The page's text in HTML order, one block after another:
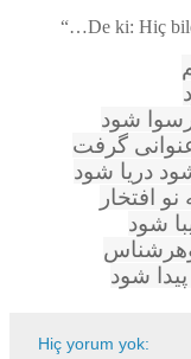
“…De ki: Hiç
شود
گرفت
دریا شود
افتخار
شود
شود
Hiç yorum yok: